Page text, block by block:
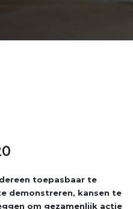
toepasbaar te
demonstreren, kansen te
om gezamenlijk actie